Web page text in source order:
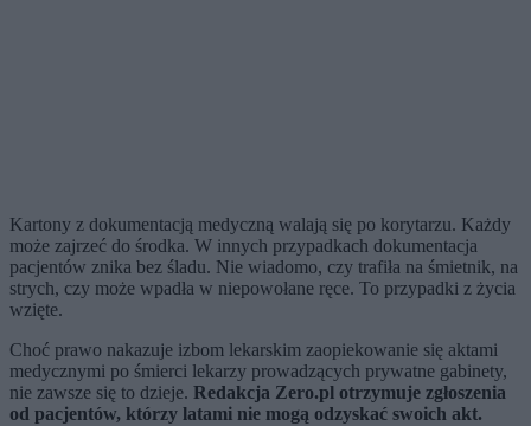
Kartony z dokumentacją medyczną walają się po korytarzu. Każdy
może zajrzeć do środka. W innych przypadkach dokumentacja
pacjentów znika bez śladu. Nie wiadomo, czy trafiła na śmietnik, na
strych, czy może wpadła w niepowołane ręce. To przypadki z życia
wzięte.
Choć prawo nakazuje izbom lekarskim zaopiekowanie się aktami
medycznymi po śmierci lekarzy prowadzących prywatne gabinety,
nie zawsze się to dzieje. Redakcja Zero.pl otrzymuje zgłoszenia
od pacjentów, którzy latami nie mogą odzyskać swoich akt.